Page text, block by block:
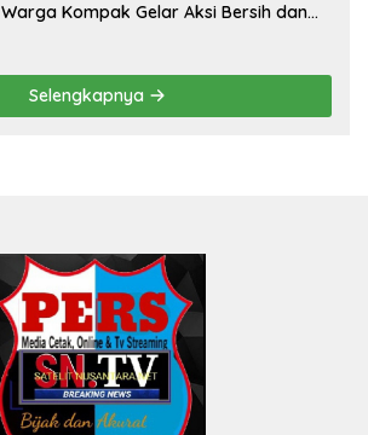
Warga Kompak Gelar Aksi Bersih dan
Selengkapnya